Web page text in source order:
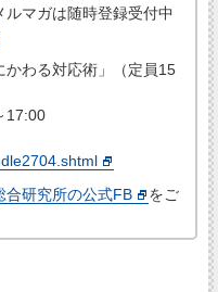
ルマガは随時登録受付中
かわる対応術」（定員15
17:00
合研究所の公式FB
をご